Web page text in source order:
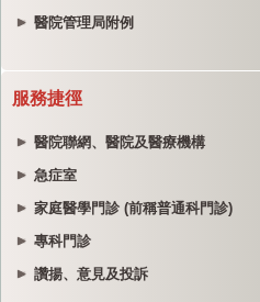
醫院管理局附例
服務捷徑
醫院聯網、醫院及醫療機構
急症室
家庭醫學門診 (前稱普通科門診)
專科門診
讚揚、意見及投訴